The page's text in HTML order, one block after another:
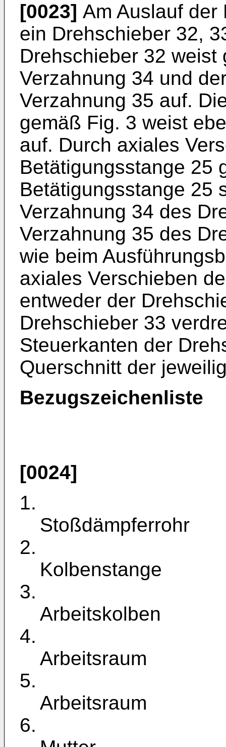
[0023] Am Auslauf der
ein Drehschieber 32,
Drehschieber 32
Verzahnung 34 und
Verzahnung 35 auf.
gemäß Fig. 3 weist
auf. Durch axiales
Betätigungsstange 25
Betätigungsstange 25
Verzahnung 34 des
Verzahnung 35 des
wie beim
axiales Verschieben
entweder der
Drehschieber 33
Steuerkanten der
Querschnitt der
Bezugszeichenliste
[0024]
1.
Stoßdämpferrohr
2.
Kolbenstange
3.
Arbeitskolben
4.
Arbeitsraum
5.
Arbeitsraum
6.